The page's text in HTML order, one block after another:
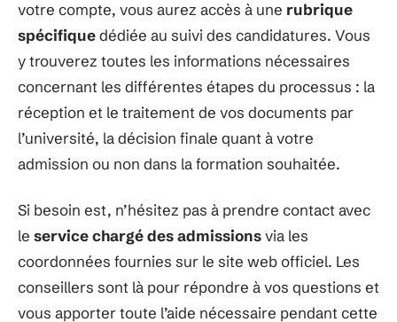
votre compte, vous aurez accès à une rubrique
spécifiquedédiée au suivi des candidatures. Vous
y trouverez toutes les informations nécessaires
concernant les différentes étapes du processus : la
réception et le traitement de vos documents par
l’université, la décision finale quant à votre
admission ou non dans la formation souhaitée.
Si besoin est, n’hésitez pas à prendre contact avec
le service chargé des admissionsvia les
coordonnées fournies sur le site web officiel. Les
conseillers sont là pour répondre à vos questions et
vous apporter toute l’aide nécessaire pendant cette